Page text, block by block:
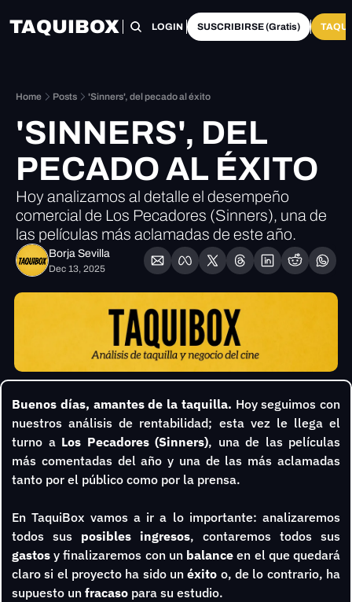
TAQUIBOX
HOME CATEGORÍAS
LOGIN SUSCRIBIRSE (Gratis)
Home Posts 'Sinners', del pecado al éxito
'SINNERS', DEL
PECADO AL ÉXITO
Hoy analizamos al detalle el desempeño
comercial de Los Pecadores (Sinners), una de
las películas más aclamadas de este año.
Borja Sevilla
Dec 13, 2025
Buenos días, amantes de la taquilla. Hoy seguimos con
nuestros análisis de rentabilidad; esta vez le llega el
turno a Los Pecadores (Sinners), una de las películas
más comentadas del año y una de las más aclamadas
tanto por el público como por la prensa.
En TaquiBox vamos a ir a lo importante: analizaremos
todos sus posibles ingresos
gastos y finalizaremos con un balance en el que quedará
claro si el proyecto ha sido un éxito o, de lo contrario, ha
supuesto un fracaso para su estudio.